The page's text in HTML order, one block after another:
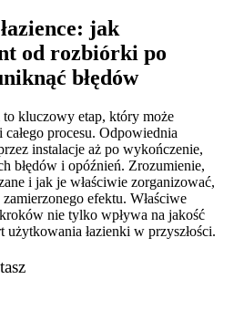
jak
od rozbiórki po
błędów
to kluczowy etap, który może
procesu. Odpowiednia
instalacje aż po wykończenie,
błędów i opóźnień. Zrozumienie,
i jak je właściwie zorganizować,
efektu. Właściwe
nie tylko wpływa na jakość
użytkowania łazienki w przyszłości.